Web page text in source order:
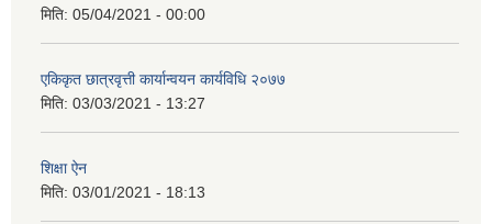
मिति: 05/04/2021 - 00:00
एकिकृत छात्रवृत्ती कार्यान्वयन कार्यविधि २०७७
मिति: 03/03/2021 - 13:27
शिक्षा ऐन
मिति: 03/01/2021 - 18:13